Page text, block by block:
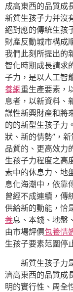
成高東西的品質成
新質生孩子力并沒
絕對應的傳統生孩
財產反動城市構成
我們此刻所提出的
智化時期成長請求
子力，是以人工智
養網重生產要素，
息者，以新資料、
謀性新興財產和將
的的新型生孩子力
狀、新的情勢”，
品質的、更高效力
生孩子力程度之高
素中的休息力、地
息化海潮中，依靠
曾經不成連續，傳
供給新的動能，恰
養息、本錢、地盤
由市場評價包養情
生孩子要素范圍停
新質生孩子力
濟高東西的品質成
明的實行性、周全